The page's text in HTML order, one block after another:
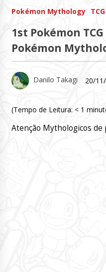
Pokémon Mythology TCG
1st Pokémon
Pokémon
Danilo Takagi 20/
(Tempo de Leitura: < 1
Atenção Mythologicos de